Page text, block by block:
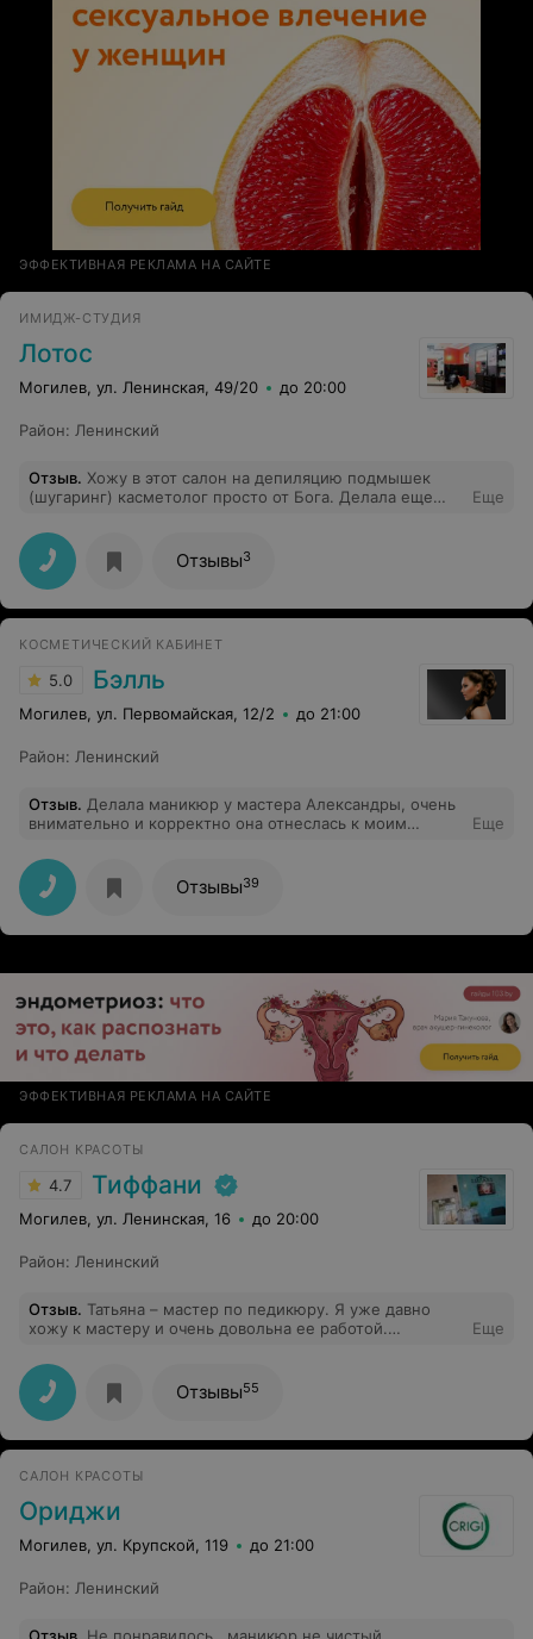
ЭФФЕКТИВНАЯ РЕКЛАМА НА САЙТЕ
ИМИДЖ-СТУДИЯ
Лотос
Могилев, ул. Ленинская, 49/20 до 20:00
Район: Ленинский
Отзыв. Хожу в этот салон на депиляцию подмышек
(шугаринг) касметолог просто от Бога. Делала еще
осталась довольна..
Еще
Отзывы3
КОСМЕТИЧЕСКИЙ КАБИНЕТ
5.0 Бэлль
Могилев, ул. Первомайская, 12/2 до 21:00
Район: Ленинский
Отзыв. Делала маникюр у мастера Александры, очень
внимательно и корректно она отнеслась к моим
Есть выбор спокойных, приятных оттенков лака.
Спасибо большое! ))) Я довольна!
Еще
Отзывы39
ЭФФЕКТИВНАЯ РЕКЛАМА НА САЙТЕ
САЛОН КРАСОТЫ
4.7 Тиффани
Могилев, ул. Ленинская, 16 до 20:00
Район: Ленинский
Отзыв. Татьяна – мастер по педикюру. Я уже давно
хожу к мастеру и очень довольна ее работой.
Желаю счастья, здоровья и работы
Еще
Отзывы55
САЛОН КРАСОТЫ
Ориджи
Могилев, ул. Крупской, 119 до 21:00
Район: Ленинский